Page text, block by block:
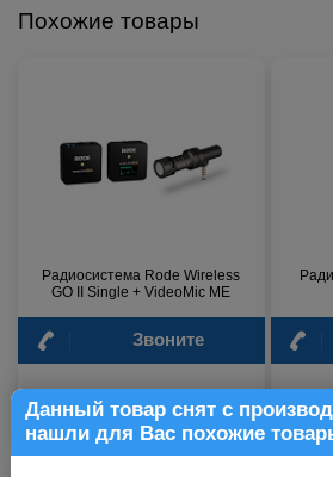
Данный товар снят с
нашли для Вас похожие
Похожие товары
Радиосистема Rode Wireless
GO II Single + VideoMic ME
Звоните
11 200 р.